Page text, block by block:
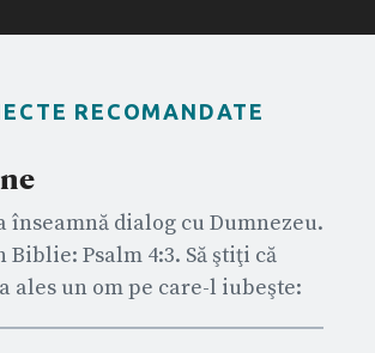
RECOMANDATE
înseamnă dialog cu Dumnezeu.
Biblie: Psalm 4:3. Să ştiţi că
ales un om pe care-l iubeşte:
când strig către El.